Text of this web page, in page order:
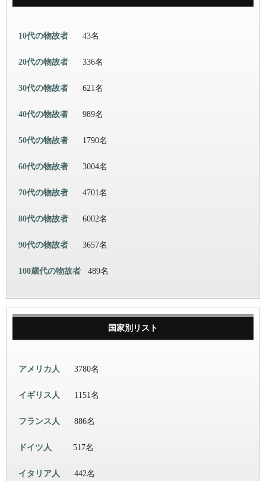
10代の物故者 43名
20代の物故者 336名
30代の物故者 621名
40代の物故者 989名
50代の物故者 1790名
60代の物故者 3004名
70代の物故者 4701名
80代の物故者 6002名
90代の物故者 3657名
100歳代の物故者 489名
国家別リスト
アメリカ人 3780名
イギリス人 1151名
フランス人 886名
ドイツ人 517名
イタリア人 442名